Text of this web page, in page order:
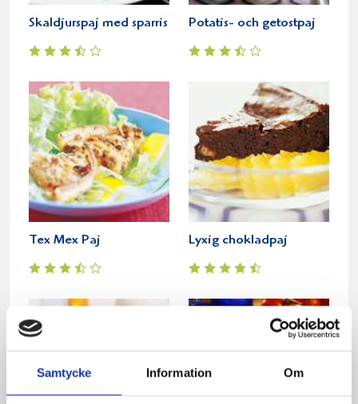
Samtycke Information Om
Skaldjurspaj med sparris Potatis- och getostpaj
Tex Mex Paj Lyxig chokladpaj